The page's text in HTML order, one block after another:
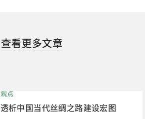
查看更多文章
观点
透析中国当代丝绸之路建设宏图